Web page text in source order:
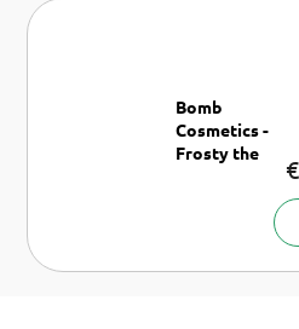
Bomb
Cosmetics -
Frosty the